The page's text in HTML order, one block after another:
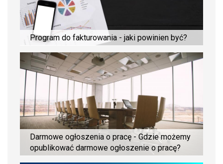
Program do fakturowania - jaki powinien być?
Darmowe ogłoszenia o pracę - Gdzie możemy
opublikować darmowe ogłoszenie o pracę?